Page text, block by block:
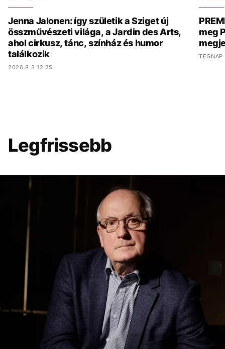
Jenna Jalonen: így születik a Sziget új
összművészeti világa, a Jardin des Arts,
ahol cirkusz, tánc, színház és humor
találkozik
2026.8.3 12:25
meg
Legfrissebb